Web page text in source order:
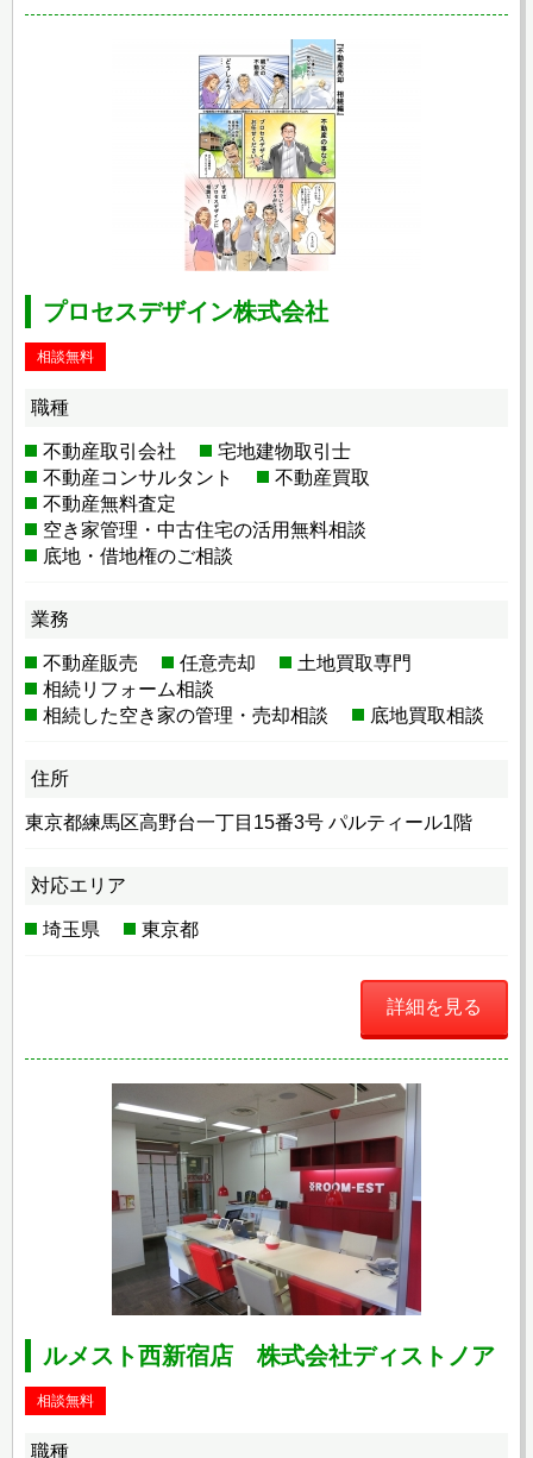
プロセスデザイン株式会社
相談無料
職種
不動産取引会社
宅地建物取引士
不動産コンサルタント
不動産買取
不動産無料査定
空き家管理・中古住宅の活用無料相談
底地・借地権のご相談
業務
不動産販売 任意売却
土地買取専門
相続リフォーム相談
相続した空き家の管理・売却相談
底地買取相談
住所
東京都練馬区高野台一丁目15番3号 パルティール1階
対応エリア
埼玉県 東京都
詳細を見る
ルメスト西新宿店 株式会社ディストノア
相談無料
職種